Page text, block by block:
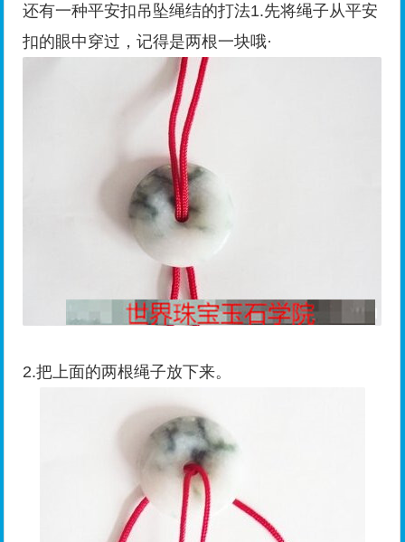
还有一种平安扣吊坠绳结的打法1.先将绳子从平安
扣的眼中穿过，记得是两根一块哦·
2.把上面的两根绳子放下来。